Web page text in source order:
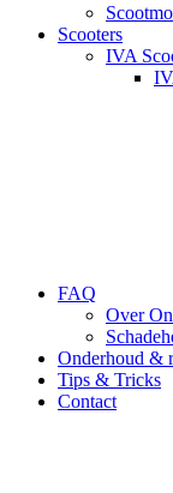
Scooters
IVA
FAQ
Over
Onderhoud &
Tips & Tricks
Contact